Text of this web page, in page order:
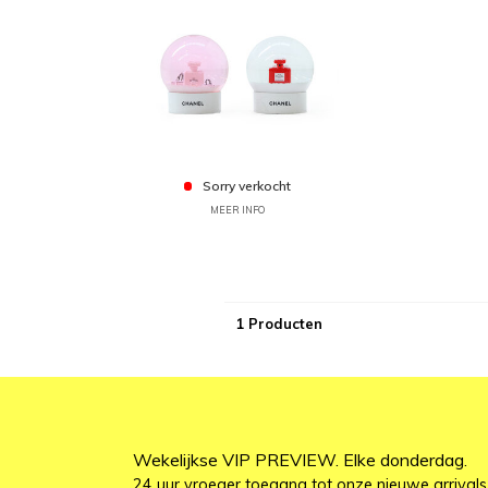
Sorry verkocht
MEER INFO
1 Producten
Wekelijkse VIP PREVIEW. Elke donderdag.